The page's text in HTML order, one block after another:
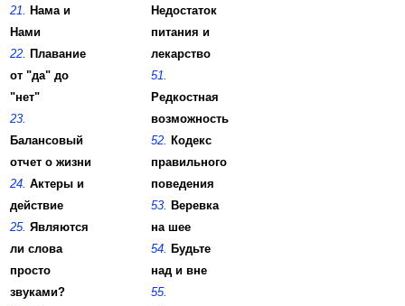
21. Нама и
Нами
22. Плавание
от "да" до
"нет"
23.
Балансовый
отчет о жизни
24. Актеры и
действие
25. Являются
ли слова
просто
звуками?
Недостаток
питания и
лекарство
51.
Редкостная
возможность
52. Кодекс
правильного
поведения
53. Веревка
на шее
54. Будьте
над и вне
55.